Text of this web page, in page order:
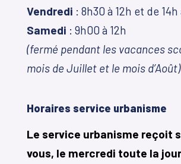
Vendredi : 8h30 à 12h et de 14h
Samedi : 9h00 à 12h
(fermé pendant les vacances
mois de Juillet et le mois d’Août)
Horaires service urbanisme
Le service urbanisme reçoit
vous, le mercredi toute la